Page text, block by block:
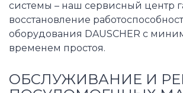
системы – наш сервисный центр
восстановление
оборудования DAUSCHER с
временем простоя.
ОБСЛУЖИВАНИЕ И